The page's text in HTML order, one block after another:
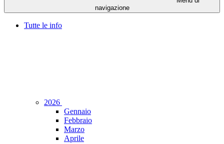
navigazione
Tutte le info
2026
Gennaio
Febbraio
Marzo
Aprile